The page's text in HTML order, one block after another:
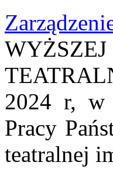
2024 r, w
Pracy
teatralnej